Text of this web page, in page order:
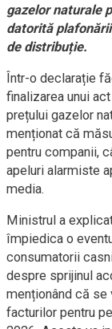
gazelor naturale
datorită
de distribuție.
Într-o declarație
finalizarea unui
prețului gazelor
menționat că
pentru companii,
apeluri alarmiste
media.
Ministrul a
împiedica o
consumatorii
despre sprijinul
menționând că se
facturilor pentru